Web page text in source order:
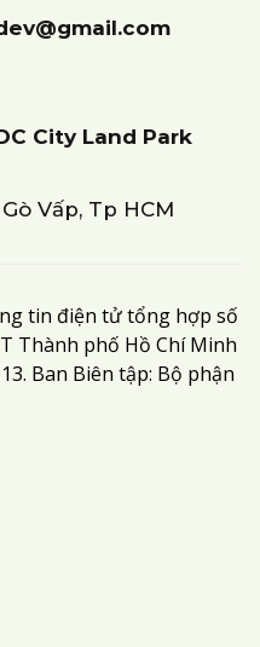
City Land Park
Vấp, Tp HCM
tin điện tử tổng hợp số
Thành phố Hồ Chí Minh
Ban Biên tập: Bộ phận